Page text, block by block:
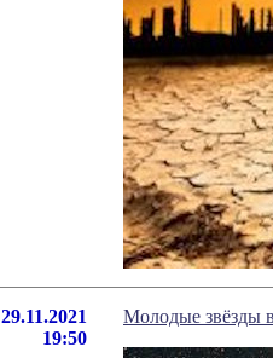
29.11.2021
19:50
Молодые звёзды